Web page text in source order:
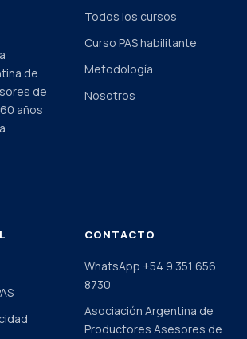
de
de
años
Todos los cursos
Curso PAS habilitante
Metodología
Nosotros
CONTACTO
WhatsApp +54 9 351 656
8730
Asociación Argentina de
Productores Asesores de